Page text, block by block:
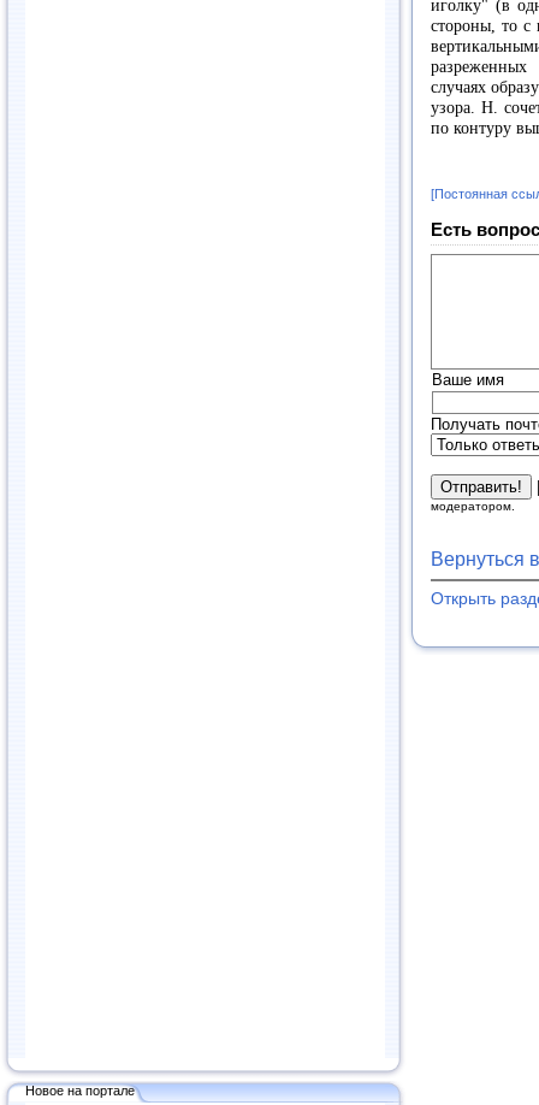
Новое на портале
иголку" (в
стороны, то с
случаях
узора. Н.
по контуру
[Постоянная
Есть
Ваше имя
Получать
модератором.
Вернуться
Открыть